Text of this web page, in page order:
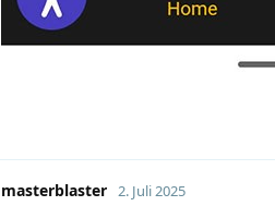
masterblaster 2. Juli 2025